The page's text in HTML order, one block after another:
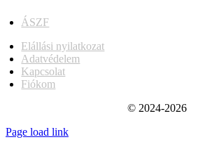
ÁSZF
Elállási nyilatkozat
Adatvédelem
Kapcsolat
Fiókom
© 2024-2026
Page load link